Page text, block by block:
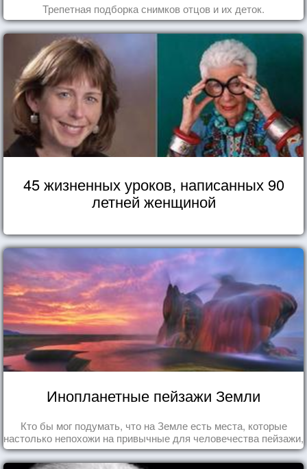
Трепетная подборка снимков отцов и их деток.
45 жизненных уроков, написанных 90
летней женщиной
Инопланетные пейзажи Земли
Кто бы мог подумать, что на Земле есть места, которые
настолько непохожи на привычные для человечества пейзажи,
что кажутся и вовсе инопланетными!